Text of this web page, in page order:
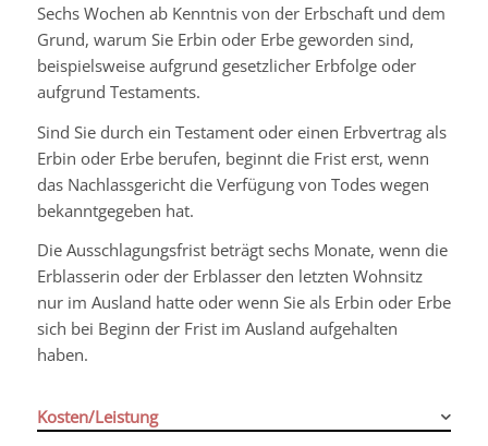
Sechs Wochen ab Kenntnis von der Erbschaft und dem
Grund, warum Sie Erbin oder Erbe geworden sind,
beispielsweise aufgrund gesetzlicher Erbfolge oder
aufgrund Testaments.
Sind Sie durch ein Testament oder einen Erbvertrag als
Erbin oder Erbe berufen, beginnt die Frist erst, wenn
das Nachlassgericht die Verfügung von Todes wegen
bekanntgegeben hat.
Die Ausschlagungsfrist beträgt sechs Monate, wenn die
Erblasserin oder der Erblasser den letzten Wohnsitz
nur im Ausland hatte oder wenn Sie als Erbin oder Erbe
sich bei Beginn der Frist im Ausland aufgehalten
haben.
Kosten/Leistung